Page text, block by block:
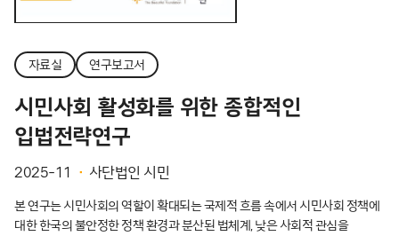
자료실 연구보고서
시민사회 활성화를 위한 종합적인
입법전략연구
2025-11 사단법인 시민
본 연구는 시민사회의 역할이 확대되는 국제적 흐름 속에서 시민사회 정책에
대한 한국의 불안정한 정책 환경과 분산된 법체계, 낮은 사회적 관심을